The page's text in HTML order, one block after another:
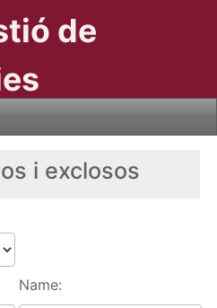
de
i exclosos
Name: